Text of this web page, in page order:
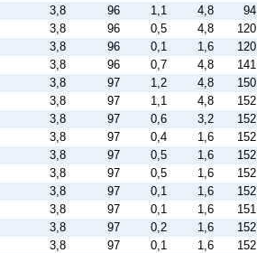
3,8 96 1,1 4,8
94
3,8 96 0,5 4,8
120
3,8 96 0,1 1,6
120
3,8 96 0,7 4,8
141
3,8 97 1,2 4,8
150
3,8 97 1,1 4,8
152
3,8 97 0,6 3,2
152
3,8 97 0,4 1,6
152
3,8 97 0,5 1,6
152
3,8 97 0,5 1,6
152
3,8 97 0,1 1,6
152
3,8 97 0,1 1,6
151
3,8 97 0,2 1,6
152
3,8 97 0,1 1,6
152